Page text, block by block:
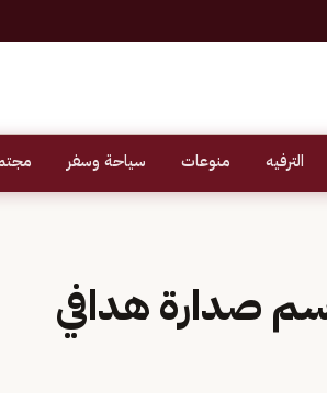
الترفيه منوعات سياحة وسفر
صدارة هدافي